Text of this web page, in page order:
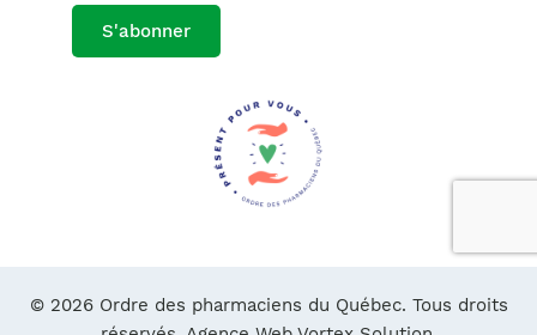
S'abonner
© 2026 Ordre des pharmaciens du Québec. Tous droits